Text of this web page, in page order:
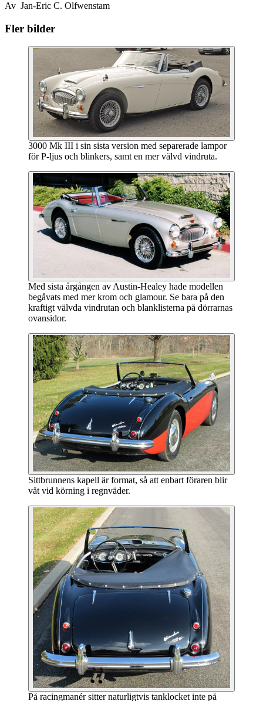
Av Jan-Eric C. Olfwenstam
Fler bilder
3000 Mk III i sin sista version med separerade lampor
för P-ljus och blinkers, samt en mer välvd vindruta.
Med sista årgången av Austin-Healey hade modellen
begåvats med mer krom och glamour. Se bara på den
kraftigt välvda vindrutan och blanklisterna på dörrarnas
ovansidor.
Sittbrunnens kapell är format, så att enbart föraren blir
våt vid körning i regnväder.
På racingmanér sitter naturligtvis tanklocket inte på